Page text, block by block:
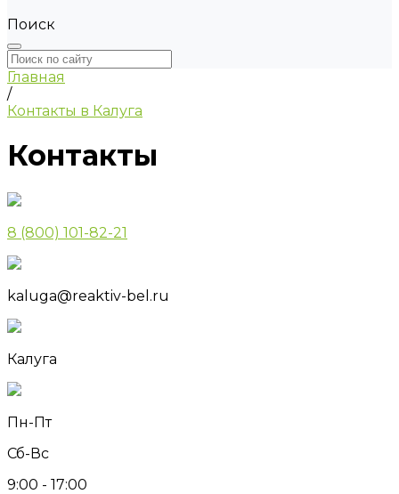
Поиск
Главная
/
Контакты в Калуга
Контакты
8 (800) 101-82-21
kaluga@reaktiv-bel.ru
Калуга
Пн-Пт
Сб-Вс
9:00 - 17:00